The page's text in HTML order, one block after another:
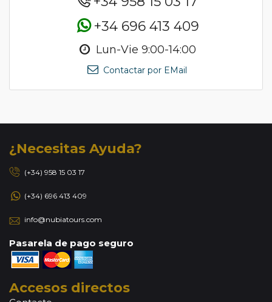
+34 696 413 409
Lun-Vie 9:00-14:00
Contactar por EMail
¿Necesitas Ayuda?
(+34) 958 15 03 17
(+34) 696 413 409
info@nubiatours.com
Pasarela de pago seguro
Accesos directos